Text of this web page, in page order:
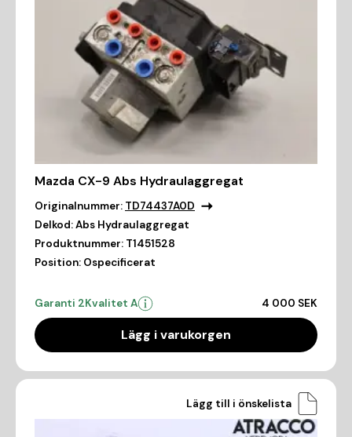
Mazda CX-9 Abs Hydraulaggregat
Originalnummer: TD74437A0D
Delkod:Abs Hydraulaggregat
Produktnummer: T1451528
Position: Ospecificerat
Garanti 2Kvalitet A 4 000 SEK
Lägg i varukorgen
Lägg till i önskelista